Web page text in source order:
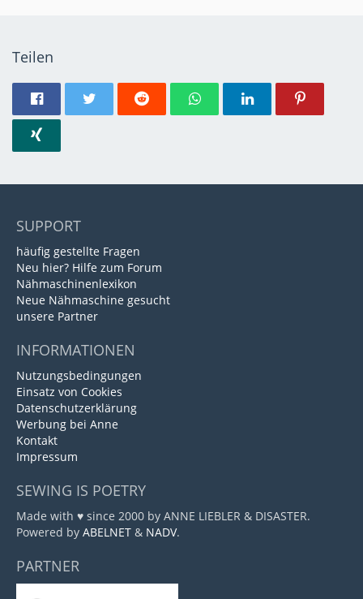
Teilen
SUPPORT
häufig gestellte Fragen
Neu hier? Hilfe zum Forum
Nähmaschinenlexikon
Neue Nähmaschine gesucht
unsere Partner
INFORMATIONEN
Nutzungsbedingungen
Einsatz von Cookies
Datenschutzerklärung
Werbung bei Anne
Kontakt
Impressum
SEWING IS POETRY
Made with ♥ since 2000 by ANNE LIEBLER & DISASTER.
Powered by ABELNET & NADV.
PARTNER